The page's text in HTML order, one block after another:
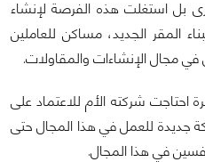
بل استغلت هذه الفرصة لإنشاء
المقر الجديد، مساكن للعاملين
مجال الإنشاءات والمقاولات.
احتاجت شركته الأم للاعتماد على
جديدة للعمل في هذا المجال حتى
في هذا المجال.